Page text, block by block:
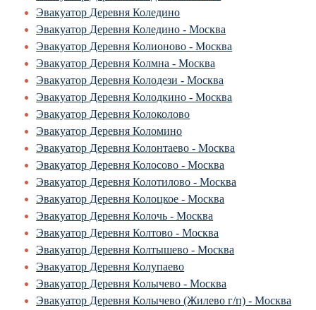
Эвакуатор Деревня Коледино
Эвакуатор Деревня Коледино - Москва
Эвакуатор Деревня Колионово - Москва
Эвакуатор Деревня Колмна - Москва
Эвакуатор Деревня Колодези - Москва
Эвакуатор Деревня Колодкино - Москва
Эвакуатор Деревня Колоколово
Эвакуатор Деревня Коломино
Эвакуатор Деревня Колонтаево - Москва
Эвакуатор Деревня Колосово - Москва
Эвакуатор Деревня Колотилово - Москва
Эвакуатор Деревня Колоцкое - Москва
Эвакуатор Деревня Колочь - Москва
Эвакуатор Деревня Колтово - Москва
Эвакуатор Деревня Колтышево - Москва
Эвакуатор Деревня Колупаево
Эвакуатор Деревня Колычево - Москва
Эвакуатор Деревня Колычево (Жилево г/п) - Москва